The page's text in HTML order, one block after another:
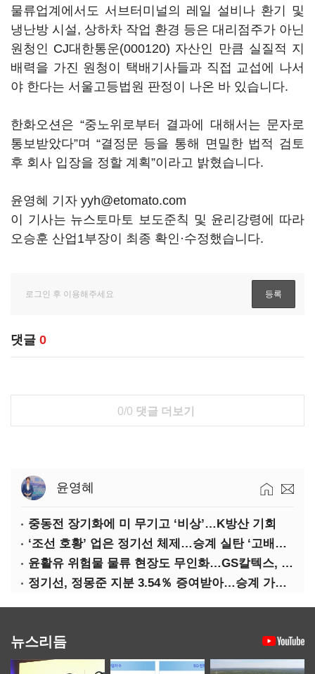
물류업계에서도 서브터미널의 레일 설비나 환기 및
냉난방 시설, 상하차 작업 환경 등은 대리점주가 아닌
원청인 CJ대한통운(000120) 자산인 만큼 실질적 지
배력을 가진 원청이 택배기사들과 직접 교섭에 나서
야 한다는 서울고등법원 판정이 나온 바 있습니다.
한화오션은 “중노위로부터 결과에 대해서는 문자로
통보받았다”며 “결정문 등을 통해 면밀한 법적 검토
후 회사 입장을 정할 계획”이라고 밝혔습니다.
윤영혜 기자 yyh@etomato.com
이 기사는 뉴스토마토 보도준칙 및 윤리강령에 따라
오승훈 산업1부장이 최종 확인·수정했습니다.
댓글 0
0/0 댓글 더보기
윤영혜
중동전 장기화에 미 무기고 ‘비상’…K방산 기회
‘조선 호황’ 업은 정기선 체제…승계 실탄 ‘고배당’ 주목
윤활유 위험물 물류 현장도 무인화…GS칼텍스, 디지털 전환 가속
정기선, 정몽준 지분 3.54％ 증여받아…승계 가속화
뉴스리듬